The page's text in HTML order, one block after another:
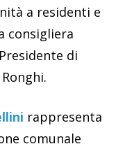
a residenti e
consigliera
di
rappresenta
comunale